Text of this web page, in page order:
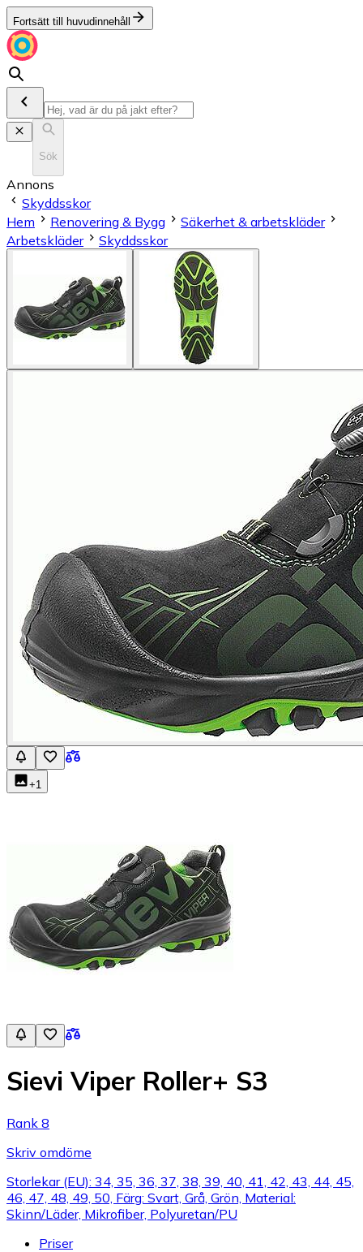
Fortsätt till huvudinnehåll
Sök
Annons
Skyddsskor
Hem
Renovering & Bygg
Säkerhet & arbetskläder
Arbetskläder
Skyddsskor
+1
Sievi Viper Roller+ S3
Rank 8
Skriv omdöme
Storlekar (EU): 34, 35, 36, 37, 38, 39, 40, 41, 42, 43, 44, 45,
46, 47, 48, 49, 50, Färg: Svart, Grå, Grön, Material:
Skinn/Läder, Mikrofiber, Polyuretan/PU
Priser